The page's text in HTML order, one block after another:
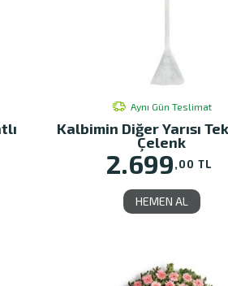
Aynı Gün Teslimat
Kalbimin Diğer Yarısı
Çelenk
2.699,00 TL
HEMEN AL